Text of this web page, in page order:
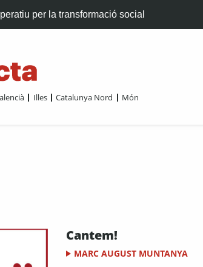
per la transformació social
Illes Catalunya Nord Món
Cantem!
MARC AUGUST MUNTANYA